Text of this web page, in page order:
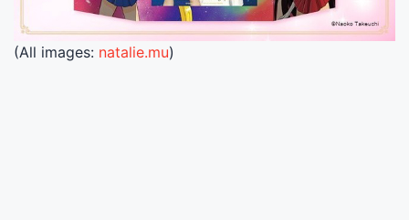
(All images: natalie.mu)